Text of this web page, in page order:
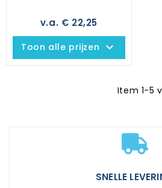
v.a. € 22,25
Toon alle prijzen keyboard_arrow_down
Item 1-5
SNELLE